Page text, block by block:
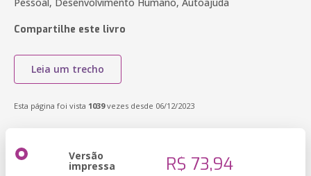
Compartilhe este livro
Leia um trecho
Esta página foi vista 1039vezes desde 06/12/2023
Versão
impressa R$ 73,94